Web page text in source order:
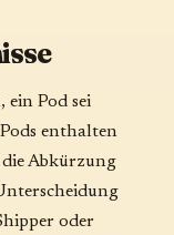
ein Pod sei
enthalten
Abkürzung
oder